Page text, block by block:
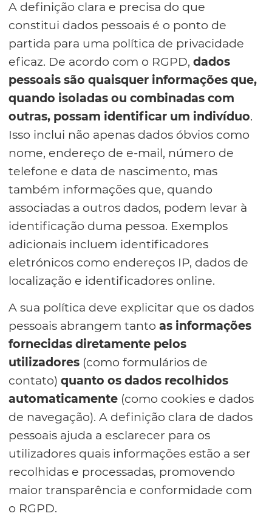
A definição clara e precisa do que
constitui dados pessoais é o ponto de
partida para uma política de privacidade
eficaz. De acordo com o RGPD, dados
pessoais são quaisquer informações que,
quando isoladas ou combinadas com
outras, possam identificar um indivíduo.
Isso inclui não apenas dados óbvios como
nome, endereço de e-mail, número de
telefone e data de nascimento, mas
também informações que, quando
associadas a outros dados, podem levar à
identificação duma pessoa. Exemplos
adicionais incluem identificadores
eletrónicos como endereços IP, dados de
localização e identificadores online.
A sua política deve explicitar que os dados
pessoais abrangem tanto as informações
fornecidas diretamente pelos
utilizadores (como formulários de
contato) quanto os dados recolhidos
automaticamente (como cookies e dados
de navegação). A definição clara de dados
pessoais ajuda a esclarecer para os
utilizadores quais informações estão a ser
recolhidas e processadas, promovendo
maior transparência e conformidade com
o RGPD.